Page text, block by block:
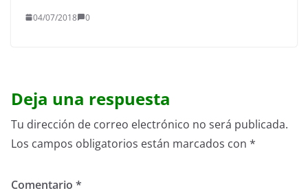
04/07/2018 0
Deja una respuesta
Tu dirección de correo electrónico no será publicada.
Los campos obligatorios están marcados con *
Comentario *